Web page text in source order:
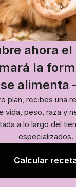
ahora
la
alimenta
plan, recibes una
vida, peso, raza y
a lo largo del
especializados.
Calcular